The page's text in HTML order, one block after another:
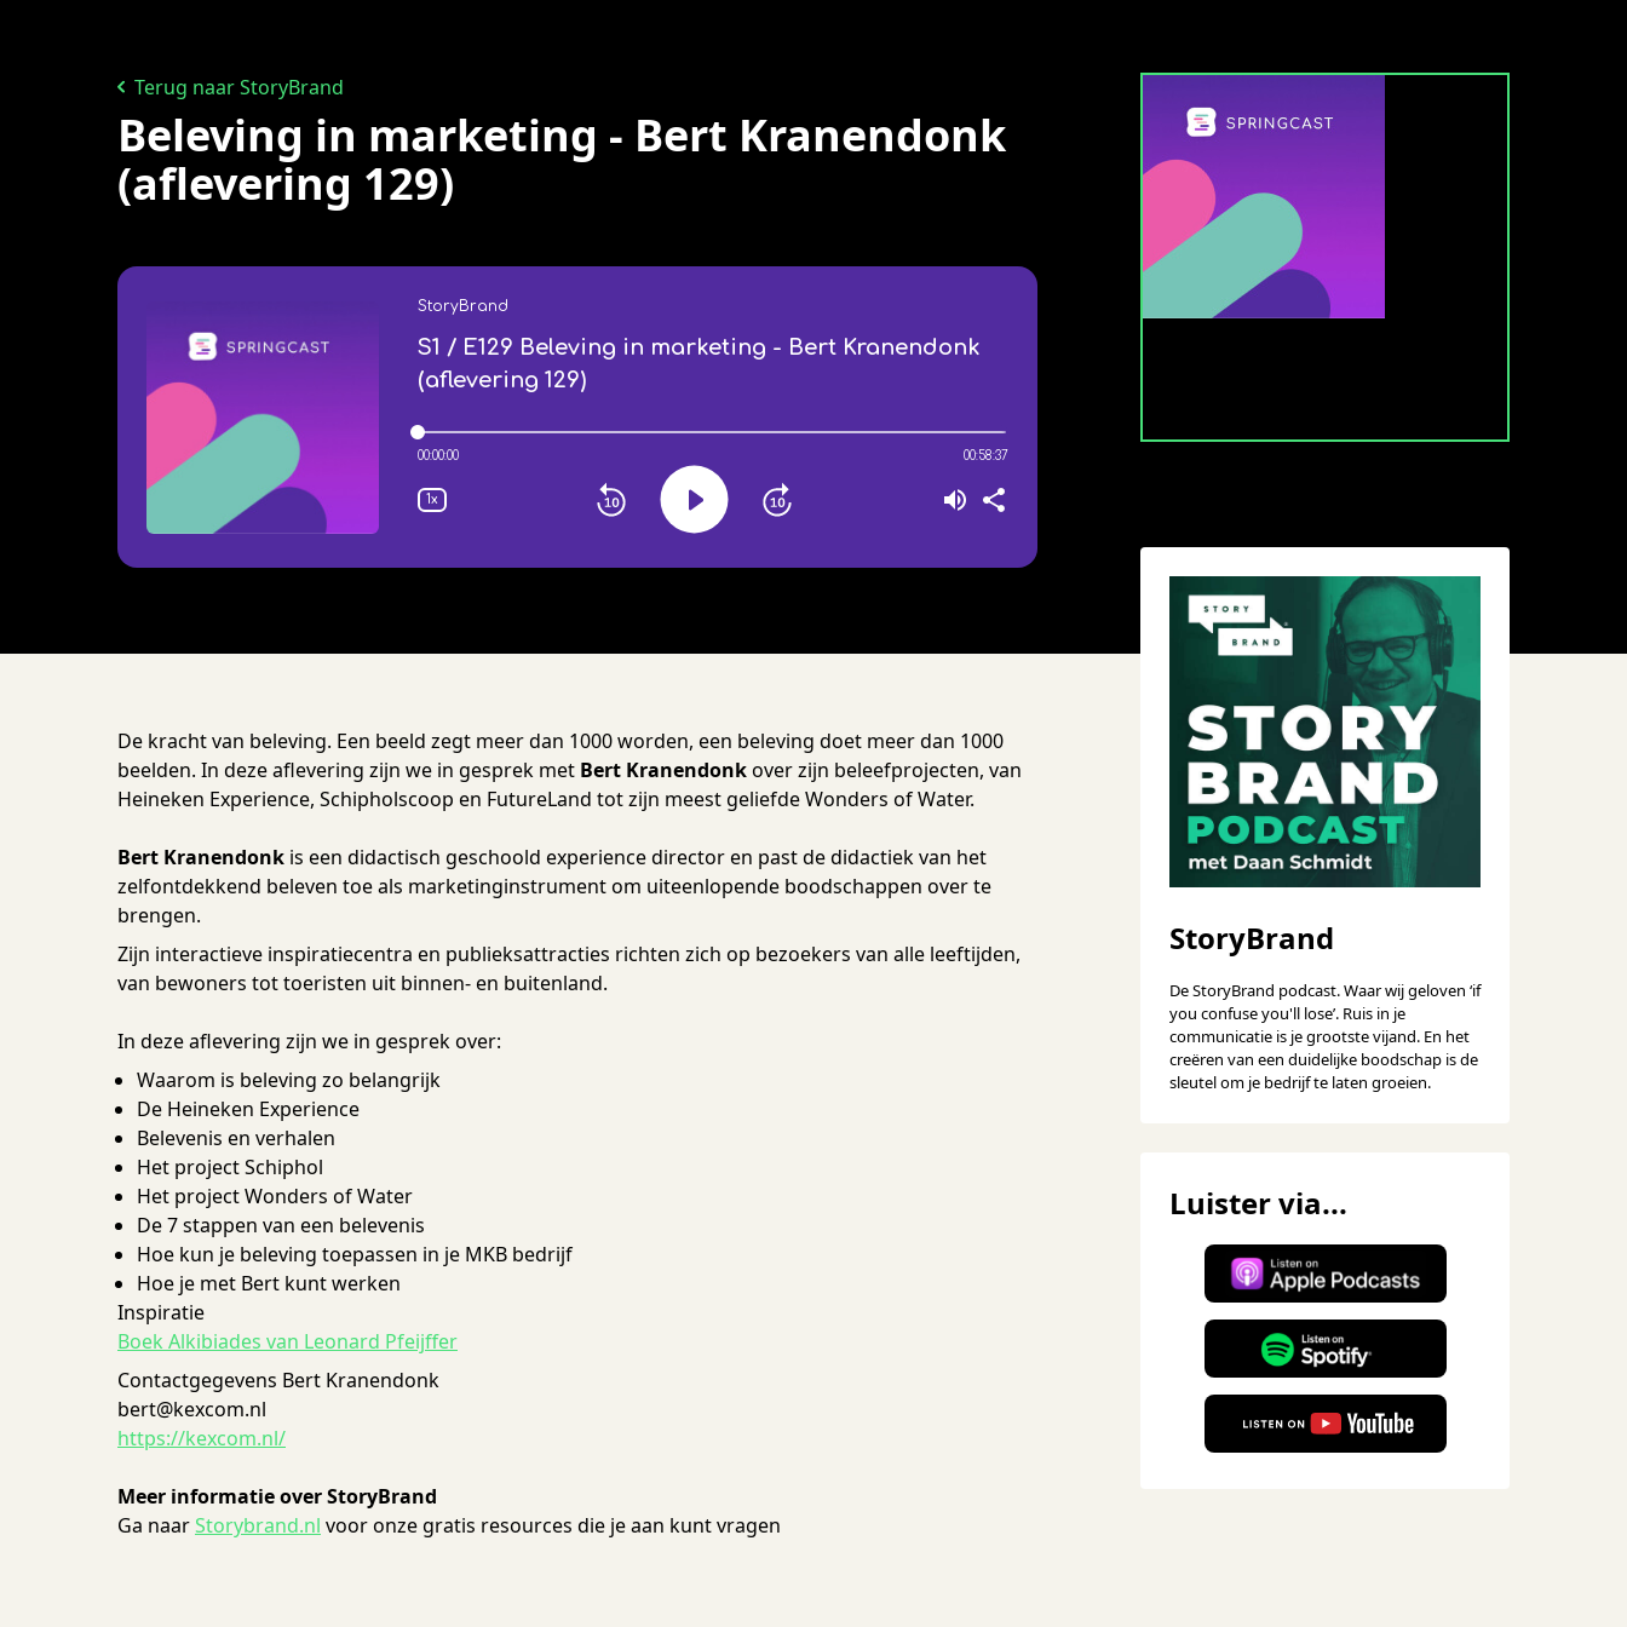
Terug naar StoryBrand
Beleving in marketing - Bert Kranendonk
(aflevering 129)
De kracht van beleving. Een beeld zegt meer dan 1000 worden, een beleving doet meer dan 1000
beelden. In deze aflevering zijn we in gesprek met Bert Kranendonkover zijn beleefprojecten, van
Heineken Experience, Schipholscoop en FutureLand tot zijn meest geliefde Wonders of Water.
Bert Kranendonk is een didactisch geschoold experience director en past de didactiek van het
zelfontdekkend beleven toe als marketinginstrument om uiteenlopende boodschappen over te
brengen.
Zijn interactieve inspiratiecentra en publieksattracties richten zich op bezoekers van alle leeftijden,
van bewoners tot toeristen uit binnen- en buitenland.
In deze aflevering zijn we in gesprek over:
Waarom is beleving zo belangrijk
De Heineken Experience
Belevenis en verhalen
Het project Schiphol
Het project Wonders of Water
De 7 stappen van een belevenis
Hoe kun je beleving toepassen in je MKB bedrijf
Hoe je met Bert kunt werken
Inspiratie
Boek Alkibiades van Leonard Pfeijffer
Contactgegevens Bert Kranendonk
bert@kexcom.nl
https://kexcom.nl/
Meer informatie over StoryBrand
Ga naarStorybrand.nl voor onze gratis resources die je aan kunt vragen
StoryBrand
De StoryBrand podcast. Waar wij geloven ‘if
you confuse you'll lose’. Ruis in je
communicatie is je grootste vijand. En het
creëren van een duidelijke boodschap is de
sleutel om je bedrijf te laten groeien.
Luister via...